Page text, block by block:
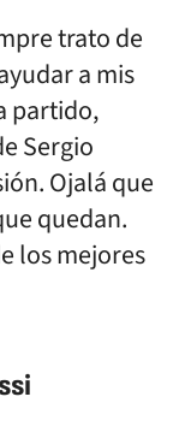
trato de
a mis
partido,
Sergio
Ojalá que
quedan.
los mejores